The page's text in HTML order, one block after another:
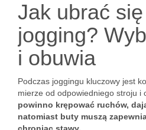
Jak ubrać
jogging?
i obuwia
Podczas joggingu kluczowy jest
mierze od odpowiedniego stroju i
powinno krępować ruchów,
natomiast buty muszą